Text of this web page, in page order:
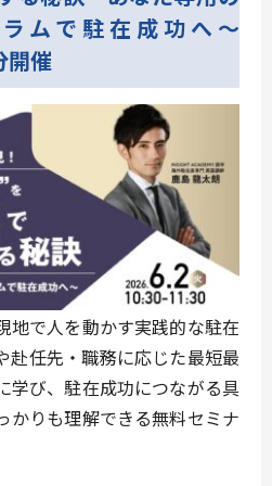
ムで駐在成功へ～
催
地で人を動かす実践的な駐在
赴任先・職務に応じた最短最
学び、駐在成功につながる具
かりも理解できる無料セミナ